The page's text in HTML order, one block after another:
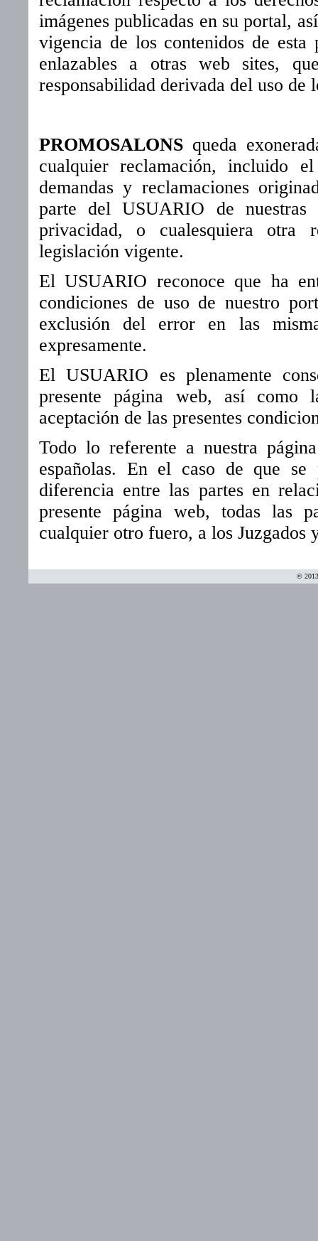
imágenes publicadas en su portal,
vigencia de los contenidos de
enlazables a otras web sites,
responsabilidad derivada del uso de
PROMOSALONS queda
cualquier reclamación, incluido
demandas y reclamaciones
parte del USUARIO de
privacidad, o cualesquiera otra
legislación vigente.
El USUARIO reconoce que ha
condiciones de uso de nuestro
exclusión del error en las
expresamente.
El USUARIO es plenamente
presente página web, así
aceptación de las presentes
Todo lo referente a nuestra
españolas. En el caso de que
diferencia entre las partes en
presente página web, todas las
cualquier otro fuero, a los Juzgados
©